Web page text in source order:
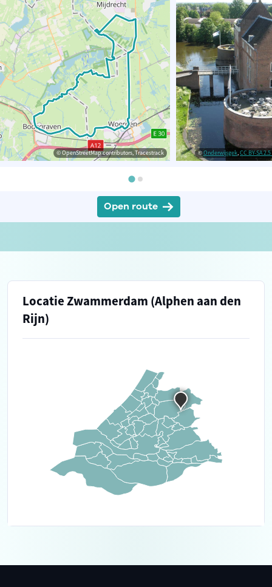
© OpenStreetMap contributors, Tracestrack ©Onderwijsgek,CC BY-SA
Open route
Locatie Zwammerdam (Alphen aan den
Rijn)